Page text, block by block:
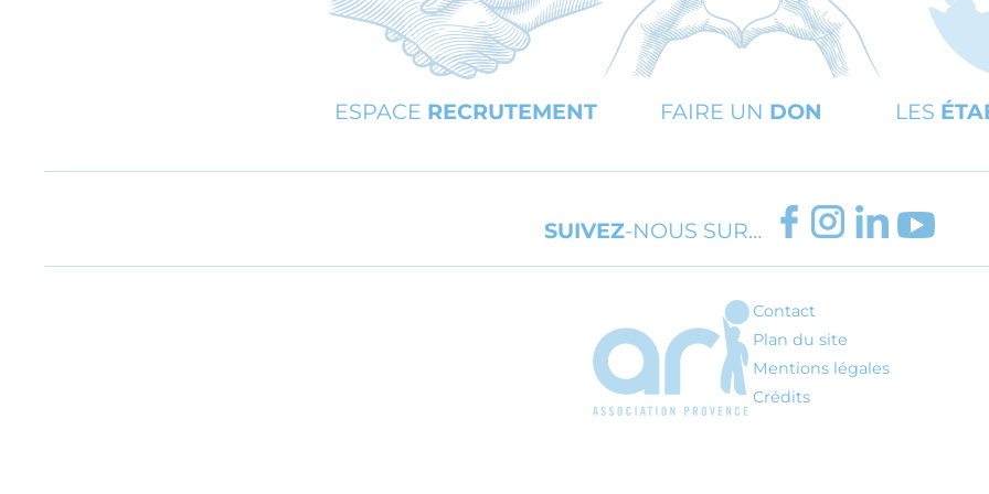
ESPACE RECRUTEMENT FAIRE UN DON LES
SUIVEZ-NOUS SUR…
FACEBOOK
INSTAGRAM
LINKEDIN
ARI - Association régionale pour
Contact
Plan du site
Mentions légales
Crédits